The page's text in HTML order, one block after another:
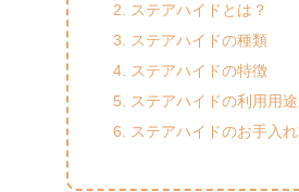
ステアハイドとは？
ステアハイドの種類
ステアハイドの特徴
ステアハイドの利用用途
ステアハイドのお手入